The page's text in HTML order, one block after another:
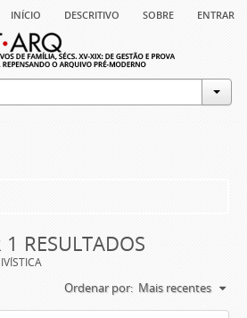
início descritivo sobre entrar
1 RESULTADOS
Ordenar por: Mais recentes